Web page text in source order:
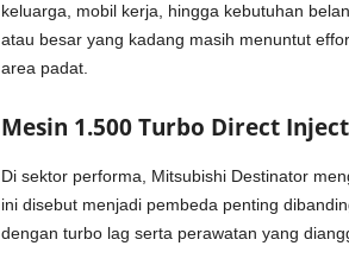
keluarga, mobil kerja, hingga kebutuhan
atau besar yang kadang masih menuntut
area padat.
Mesin 1.500 Turbo Direct
Di sektor performa, Mitsubishi Destinator
ini disebut menjadi pembeda penting
dengan turbo lag serta perawatan yang